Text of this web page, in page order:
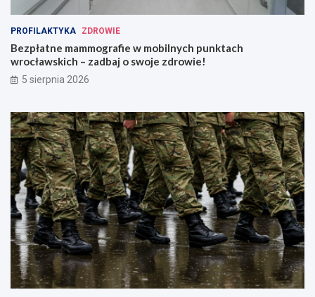
PROFILAKTYKA ZDROWIE
Bezpłatne mammografie w mobilnych punktach
wrocławskich – zadbaj o swoje zdrowie!
5 sierpnia 2026